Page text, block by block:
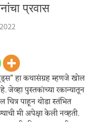
प्रवास
हा कथासंग्रह म्हणजे खोल
जेव्हा पुस्तकांच्या रकान्यातून
पाहून थोडा स्तंभित
मी अपेक्षा केली नव्हती.